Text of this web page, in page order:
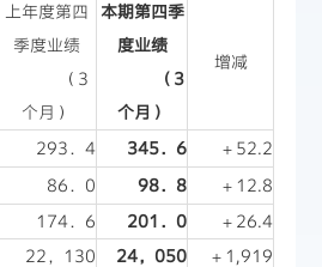
上年度第四
季度业绩
（3
个月）
本期第四季
度业绩
（3
个月）
增减
293．4 345．6
＋52.2
86．0 98．8
＋12.8
174．6 201．0 ＋26.4
22，130 24，050
＋1,919